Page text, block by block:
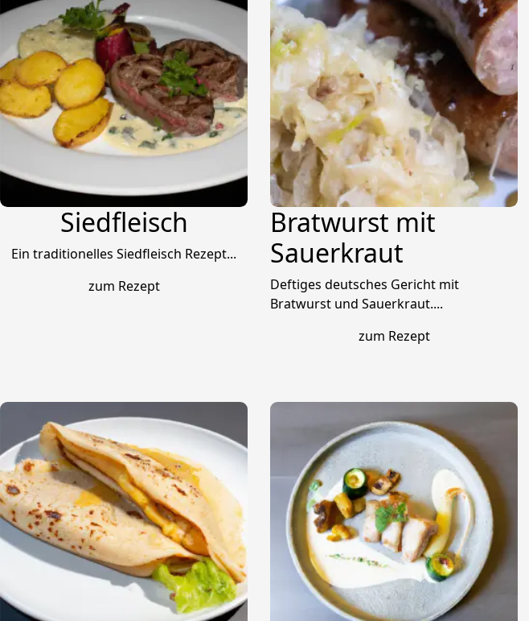
Siedfleisch
Ein traditionelles Siedfleisch Rezept...
zum Rezept
Bratwurst mit
Sauerkraut
Deftiges deutsches Gericht mit
Bratwurst und Sauerkraut....
zum Rezept